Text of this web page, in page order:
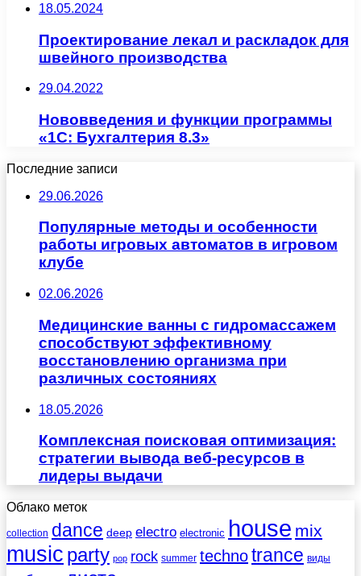
18.05.2024
Проектирование лекал и раскладок для
швейного производства
29.04.2022
Нововведения и функции программы
«1С: Бухгалтерия 8.3»
Последние записи
29.06.2026
Популярные методы и особенности
работы игровых автоматов в игровом
клубе
02.06.2026
Медицинские ванны с гидромассажем
способствуют эффективному
восстановлению организма при
различных состояниях
18.05.2026
Комплексная поисковая оптимизация:
стратегии вывода веб-ресурсов в
лидеры выдачи
Облако меток
collection dance deep electro electronic house mix
music party pop rock summer technotrance виды